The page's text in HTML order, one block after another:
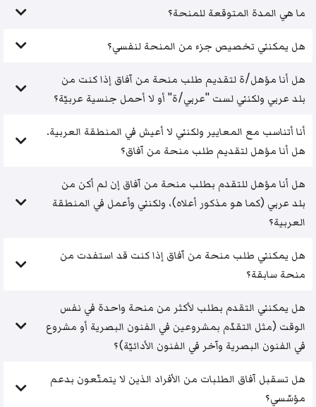
ما هي المدة المتوقعة للمنحة؟
هل يمكنني تخصيص جزء من المنحة لنفسي؟
هل أنا مؤهل/ة لتقديم طلب منحة من آفاق إذا كنت من
بلد عربي ولكنني لست "عربي/ة" أو لا أحمل جنسية عربيّة؟
أنا أتناسب مع المعايير ولكنني لا أعيش في المنطقة العربية.
هل أنا مؤهل لتقديم طلب منحة من آفاق؟
هل أنا مؤهل للتقدم بطلب منحة من آفاق إن لم أكن من
بلد عربي (كما هو مذكور أعلاه)، ولكنني وأعمل في المنطقة
العربية؟
هل يمكنني طلب منحة من آفاق إذا كنت قد استفدت من
منحة سابقة؟
هل يمكنني التقدم بطلب لأكثر من منحة واحدة في نفس
الوقت (مثل التقدّم بمشروعين في الفنون البصرية أو مشروع
في الفنون البصرية وآخر في الفنون الأدائيّة)؟
هل تسقبل آفاق الطلبات من الأفراد الذين لا يتمتّعون بدعم
مؤسّسي؟